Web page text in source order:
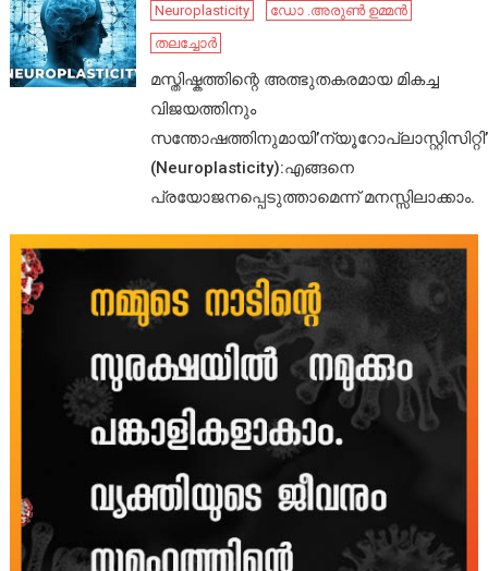
Neuroplasticity
ഡോ .അരുൺ ഉമ്മൻ
തലച്ചോർ
മസ്തിഷ്കത്തിന്റെ അത്ഭുതകരമായ മികച്ച
വിജയത്തിനും
സന്തോഷത്തിനുമായി’ന്യൂറോപ്ലാസ്റ്റിസിറ്റി’
(Neuroplasticity):എങ്ങനെ
പ്രയോജനപ്പെടുത്താമെന്ന് മനസ്സിലാക്കാം.